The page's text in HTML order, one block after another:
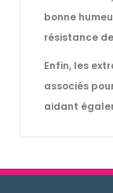
bonne
résistance
Enfin, les
associés
aidant